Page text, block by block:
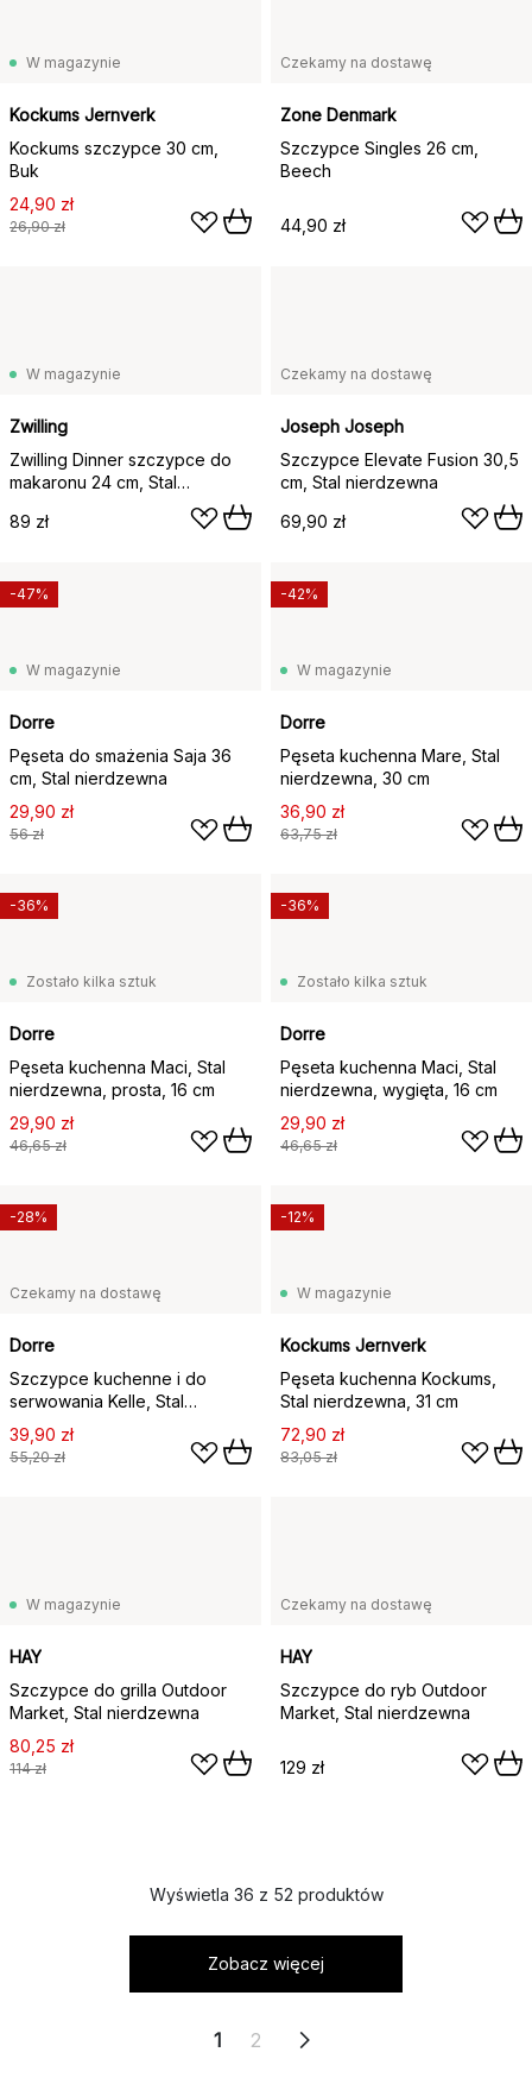
W magazynie
Kockums Jernverk
Kockums szczypce 30 cm,
Buk
24,90 zł
26,90 zł
Czekamy na dostawę
Zone Denmark
Szczypce Singles 26 cm,
Beech
44,90 zł
W magazynie
Zwilling
Zwilling Dinner szczypce do
makaronu 24 cm, Stal
89 zł
Czekamy na dostawę
Joseph Joseph
Szczypce Elevate Fusion 30,5
cm, Stal nierdzewna
69,90 zł
W magazynie
Dorre
Pęseta do smażenia Saja 36
cm, Stal nierdzewna
29,90 zł
56 zł
-47%
W magazynie
Dorre
Pęseta kuchenna Mare, Stal
nierdzewna, 30 cm
36,90 zł
63,75 zł
-42%
Zostało kilka sztuk
Dorre
Pęseta kuchenna Maci, Stal
nierdzewna, prosta, 16 cm
29,90 zł
46,65 zł
-36%
Zostało kilka sztuk
Dorre
Pęseta kuchenna Maci, Stal
nierdzewna, wygięta, 16 cm
29,90 zł
46,65 zł
-36%
Czekamy na dostawę
Dorre
Szczypce kuchenne i do
serwowania Kelle, Stal
nierdzewna, 25,5×9,5 cm
39,90 zł
55,20 zł
-28%
W magazynie
Kockums Jernverk
Pęseta kuchenna Kockums,
Stal nierdzewna, 31 cm
72,90 zł
83,05 zł
-12%
W magazynie
HAY
Szczypce do grilla Outdoor
Market, Stal nierdzewna
80,25 zł
114 zł
Czekamy na dostawę
HAY
Szczypce do ryb Outdoor
Market, Stal nierdzewna
129 zł
Wyświetla 36 z 52 produktów
Zobacz więcej
1 2